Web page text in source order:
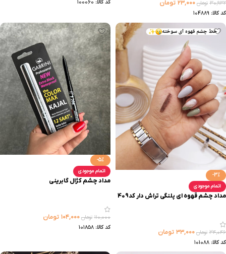
۳۰,۹۳۲ تومان ۲۳,۰۰۰ تومان
کد کالا: 104889
کد کالا: 100060
-3%
اتمام موجودی
مداد چشم قهوه ای پلنگی تراش دار کد409
۳۴,۰۴۶ تومان ۳۳,۰۰۰ تومان
کد کالا: 101088
-5%
اتمام موجودی
مداد چشم کژال گابرینی
۱۱۰,۰۰۰ تومان ۱۰۴,۰۰۰ تومان
کد کالا: 101858